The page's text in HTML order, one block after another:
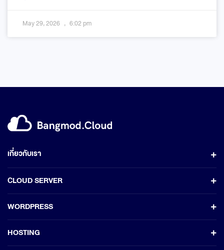
May 29, 2026 6:02 pm
เกี่ยวกับเรา
CLOUD SERVER
WORDPRESS
HOSTING